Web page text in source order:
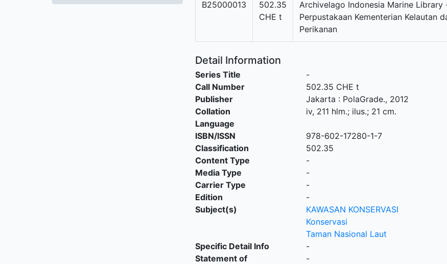
B25000013
502.35
CHE t
Archivelago Indonesia Marine Library
Perpustakaan Kementerian Kelautan
Perikanan
Detail Information
Series Title
-
Call Number
502.35 CHE t
Publisher
Jakarta : PolaGrade., 2012
Collation
iv, 211 hlm.; ilus.; 21 cm.
Language
ISBN/ISSN
978-602-17280-1-7
Classification
502.35
Content Type
-
Media Type
-
Carrier Type
-
Edition
-
Subject(s)
KAWASAN KONSERVASI
Konservasi
Taman Nasional Laut
Specific Detail Info
-
Statement of
-